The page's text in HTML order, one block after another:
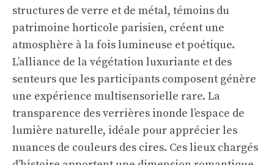
structures de verre et de métal, témoins du
patrimoine horticole parisien, créent une
atmosphère à la fois lumineuse et poétique.
L’alliance de la végétation luxuriante et des
senteurs que les participants composent génère
une expérience multisensorielle rare. La
transparence des verrières inonde l’espace de
lumière naturelle, idéale pour apprécier les
nuances de couleurs des cires. Ces lieux chargés